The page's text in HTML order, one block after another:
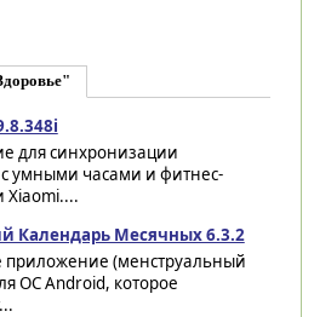
для синхронизации
умными часами и фитнес-
Xiaomi....
Календарь Месячных 6.3.2
приложение (менструальный
ОС Android, которое